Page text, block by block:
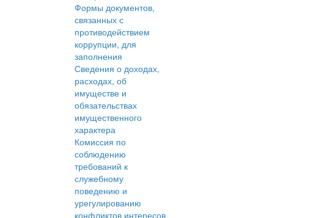
Формы документов,
связанных с
противодействием
коррупции, для
заполнения
Сведения о доходах,
расходах, об
имуществе и
обязательствах
имущественного
характера
Комиссия по
соблюдению
требований к
служебному
поведению и
урегулированию
конфликтов интересов